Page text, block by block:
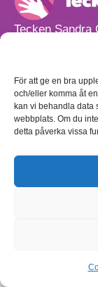
För att ge en bra
och/eller komma åt
kan vi behandla data
webbplats. Om du
detta påverka vissa
Tecken Sandra
Vårt
Torpvägen 9 B
01150
Beställnings-
Sekretesspolicy